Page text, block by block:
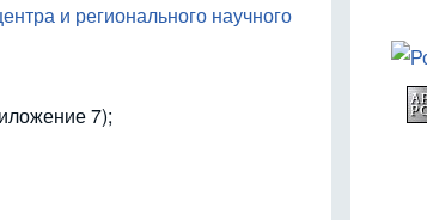
и регионального научного
7);